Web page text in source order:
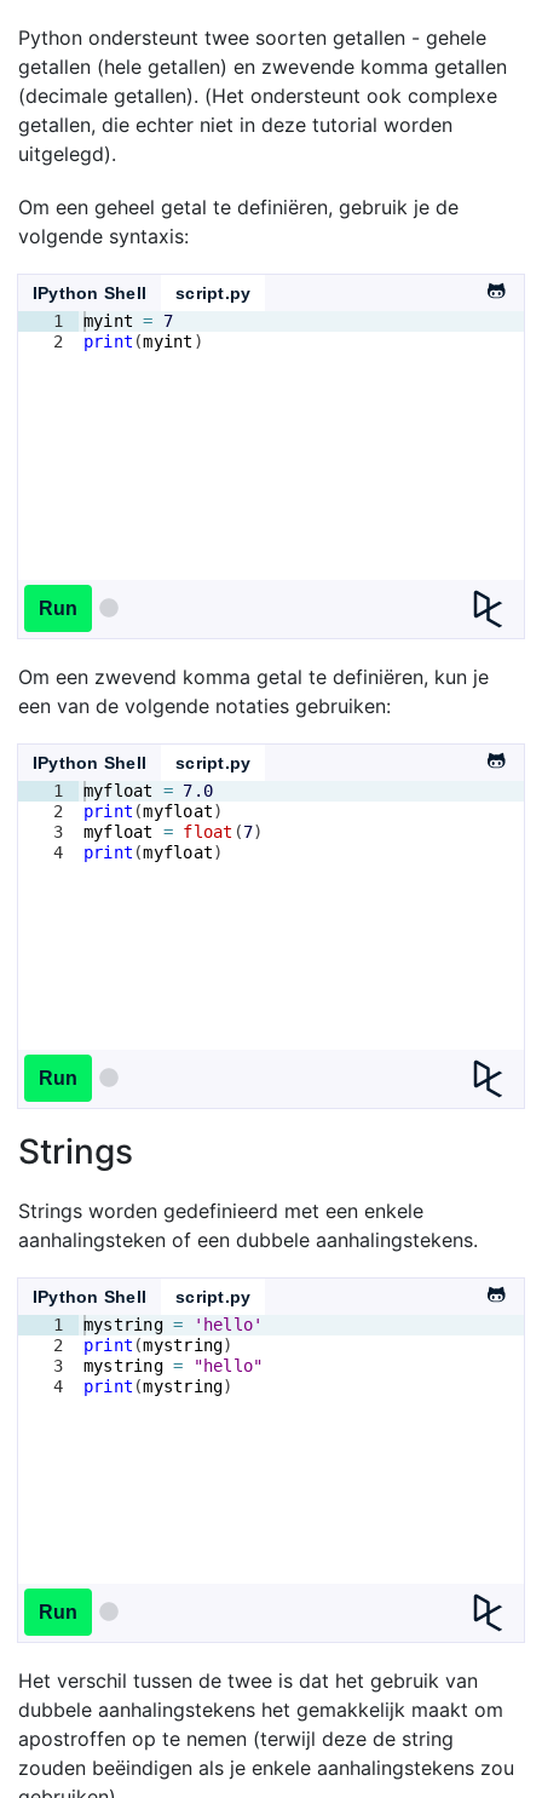
Python ondersteunt twee soorten getallen - gehele
getallen (hele getallen) en zwevende komma getallen
(decimale getallen). (Het ondersteunt ook complexe
getallen, die echter niet in deze tutorial worden
uitgelegd).
Om een geheel getal te definiëren, gebruik je de
volgende syntaxis:
IPython Shell
script.py
1
2
myint =
7
print (myint )
Run
Om een zwevend komma getal te definiëren, kun je
een van de volgende notaties gebruiken:
IPython Shell
script.py
1
2
3
4
myfloat = 7.0
print (myfloat)
myfloat
= float (7)
print (myfloat)
Run
Strings
Strings worden gedefinieerd met een enkele
aanhalingsteken of een dubbele aanhalingstekens.
IPython Shell
script.py
1
2
3
4
mystring =
'hello'
print (mystring)
mystring =
"hello"
print (mystring)
Run
Het verschil tussen de twee is dat het gebruik van
dubbele aanhalingstekens het gemakkelijk maakt om
apostroffen op te nemen (terwijl deze de string
zouden beëindigen als je enkele aanhalingstekens zou